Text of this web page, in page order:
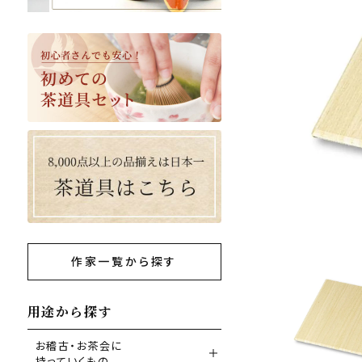
作家一覧から探す
用途から探す
お稽古・お茶会に